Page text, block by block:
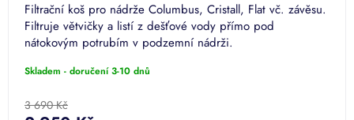
Filtrační koš pro nádrže Columbus, Cristall, Flat vč. závěsu.
Filtruje větvičky a listí z dešťové vody přímo pod
nátokovým potrubím v podzemní nádrži.
Skladem - doručení 3-10 dnů
3 690 Kč